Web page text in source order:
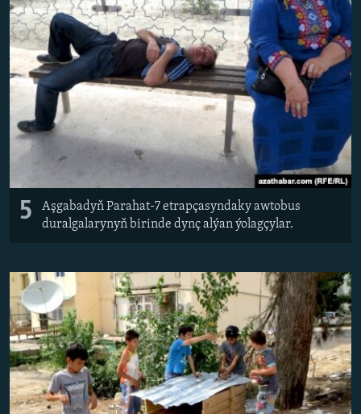
5
Aşgabadyň Parahat-7 etrapçasyndaky awtobus
duralgalarynyň birinde dynç alýan ýolagçylar.